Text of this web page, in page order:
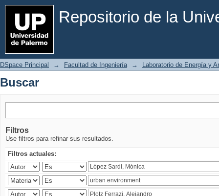
Repositorio de la
Buscar
DSpace Principal → Facultad de Ingeniería → Laboratorio de Energía y
Buscar
Filtros
Use filtros para refinar sus resultados.
Filtros actuales: